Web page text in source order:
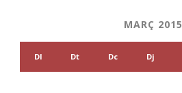
MARÇ 2015
Dl Dt Dc Dj